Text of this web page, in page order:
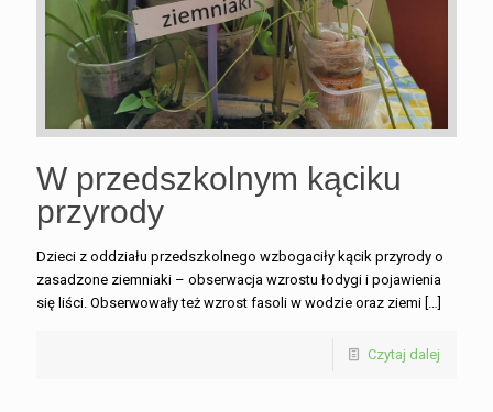
W przedszkolnym kąciku
przyrody
Dzieci z oddziału przedszkolnego wzbogaciły kącik przyrody o
zasadzone ziemniaki – obserwacja wzrostu łodygi i pojawienia
się liści. Obserwowały też wzrost fasoli w wodzie oraz ziemi […]
Czytaj dalej